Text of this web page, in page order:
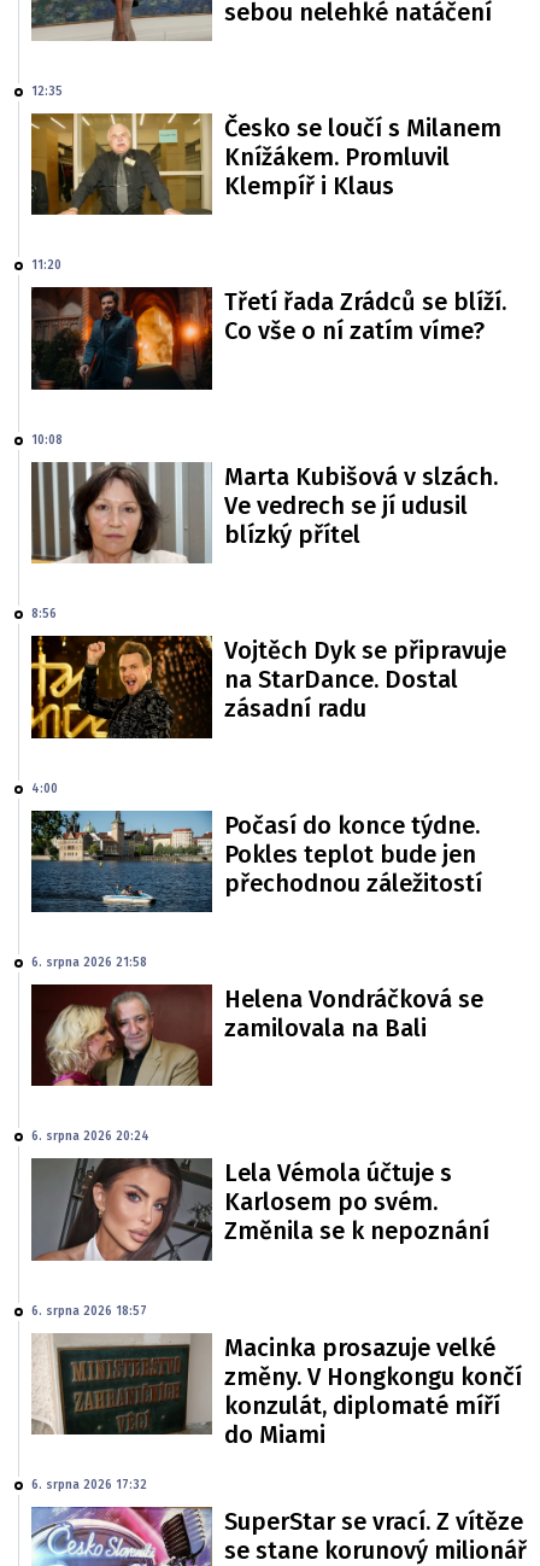
sebou nelehké natáčení
12:35
Česko se loučí s Milanem
Knížákem. Promluvil
Klempíř i Klaus
11:20
Třetí řada Zrádců se blíží.
Co vše o ní zatím víme?
10:08
Marta Kubišová v slzách.
Ve vedrech se jí udusil
blízký přítel
8:56
Vojtěch Dyk se připravuje
na StarDance. Dostal
zásadní radu
4:00
Počasí do konce týdne.
Pokles teplot bude jen
přechodnou záležitostí
6. srpna 2026 21:58
Helena Vondráčková se
zamilovala na Bali
6. srpna 2026 20:24
Lela Vémola účtuje s
Karlosem po svém.
Změnila se k nepoznání
6. srpna 2026 18:57
Macinka prosazuje velké
změny. V Hongkongu končí
konzulát, diplomaté míří
do Miami
6. srpna 2026 17:32
SuperStar se vrací. Z vítěze
se stane korunový milionář